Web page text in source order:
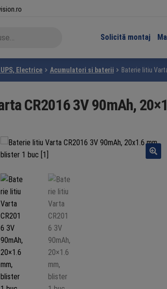
Solicită montaj
Electrice Acumulatori si baterii Baterie litiu
CR2016 3V 90mAh,